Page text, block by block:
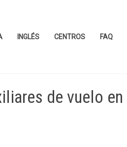
INGLÉS CENTROS FAQ
de vuelo en